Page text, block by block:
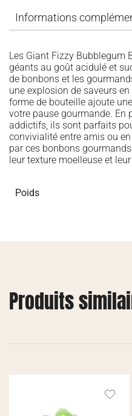
Informations
Les Giant Fizzy Bubblegum
géants au goût acidulé et
de bonbons et les
une explosion de saveurs
forme de bouteille ajoute
votre pause gourmande. En
addictifs, ils sont parfaits
convivialité entre amis ou
par ces bonbons
leur texture moelleuse et
Poids
Produits